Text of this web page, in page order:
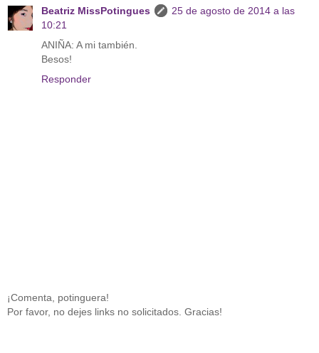
Beatriz MissPotingues
25 de agosto de 2014 a las
10:21
ANIÑA: A mi también.
Besos!
Responder
¡Comenta, potinguera!
Por favor, no dejes links no solicitados. Gracias!